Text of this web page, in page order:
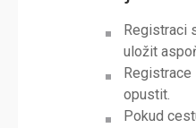
Registraci
uložit
Registrace
opustit.
Pokud